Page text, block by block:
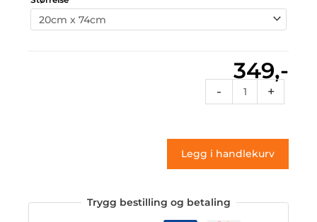
349,-
-
003
antall
+
Legg i handlekurv
Trygg bestilling og betaling